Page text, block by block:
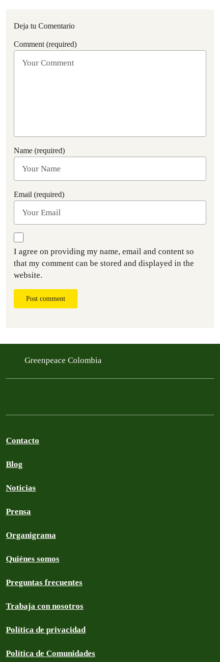
Deja tu Comentario
Comment (required)
Name (required)
Email (required)
I agree on providing my name, email and content so
that my comment can be stored and displayed in the
website.
Post comment
Greenpeace Colombia
Contacto
Blog
Noticias
Prensa
Organigrama
Quiénes somos
Preguntas frecuentes
Trabaja con nosotros
Política de privacidad
Política de Comunidades